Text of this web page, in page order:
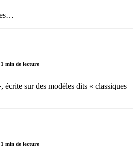
1 min de lecture
écrite sur des modèles dits « classiques
1 min de lecture